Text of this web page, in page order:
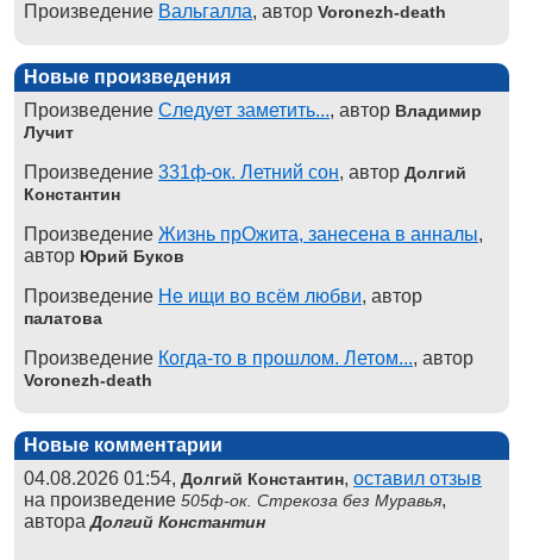
Произведение Вальгалла, автор Voronezh-death
Новые произведения
Произведение Следует заметить..., автор Владимир
Лучит
Произведение 331ф-ок. Летний сон, автор Долгий
Константин
Произведение Жизнь прОжита, занесена в анналы,
автор Юрий Буков
Произведение Не ищи во всём любви, автор
палатова
Произведение Когда-то в прошлом. Летом..., автор
Voronezh-death
Новые комментарии
04.08.2026 01:54, Долгий Константин, оставил отзыв
на произведение 505ф-ок. Стрекоза без Муравья,
автораДолгий Константин